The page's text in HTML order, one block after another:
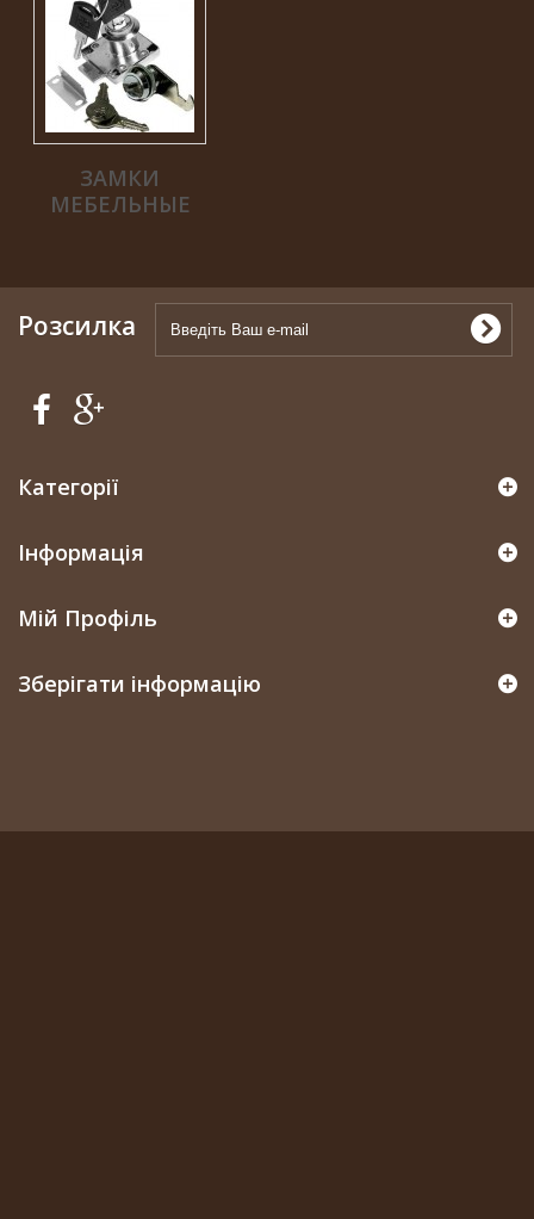
ЗАМКИ
МЕБЕЛЬНЫЕ
Розсилка
Категорії
Інформація
Мій Профіль
Зберігати інформацію